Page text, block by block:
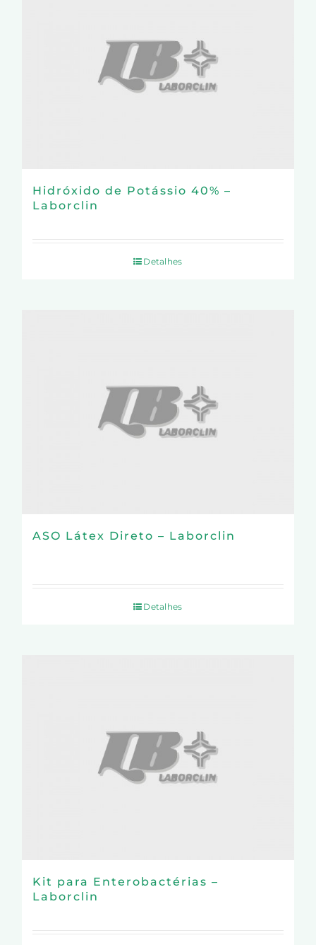
Hidróxido de Potássio 40% –
Laborclin
Detalhes
ASO Látex Direto – Laborclin
Detalhes
Kit para Enterobactérias –
Laborclin